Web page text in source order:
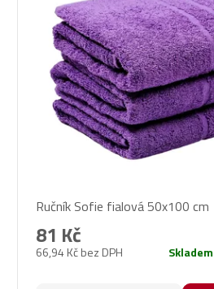
Ručník Sofie fialová 50x100 cm
66,94 Kč bez DPH
81 Kč
Skladem